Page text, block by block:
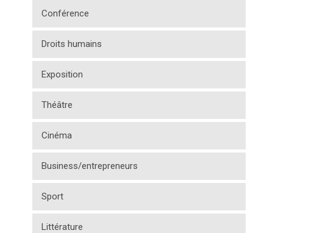
Conférence
Droits humains
Exposition
Théâtre
Cinéma
Business/entrepreneurs
Sport
Littérature